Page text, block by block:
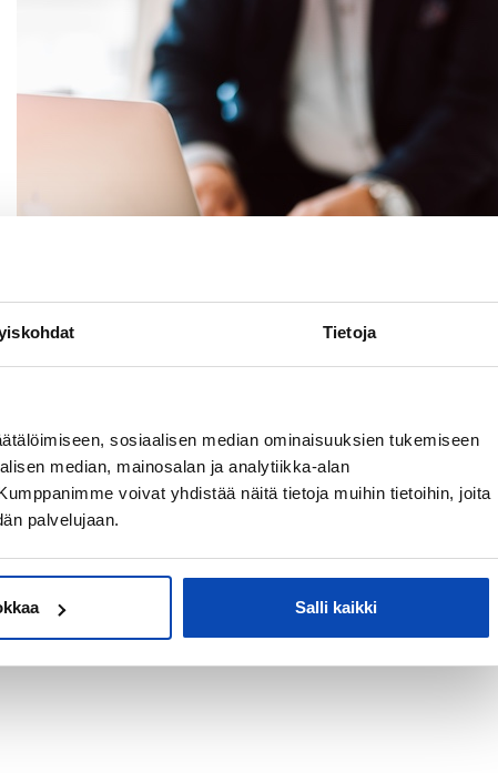
Tietoja
sosiaalisen median ominaisuuksien tukemiseen
median, mainosalan ja analytiikka-alan
voivat yhdistää näitä tietoja muihin tietoihin, joita
palvelujaan.
Salli kaikki